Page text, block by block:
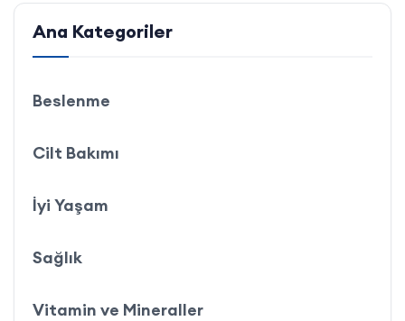
Ana Kategoriler
Beslenme
Cilt Bakımı
İyi Yaşam
Sağlık
Vitamin ve Mineraller